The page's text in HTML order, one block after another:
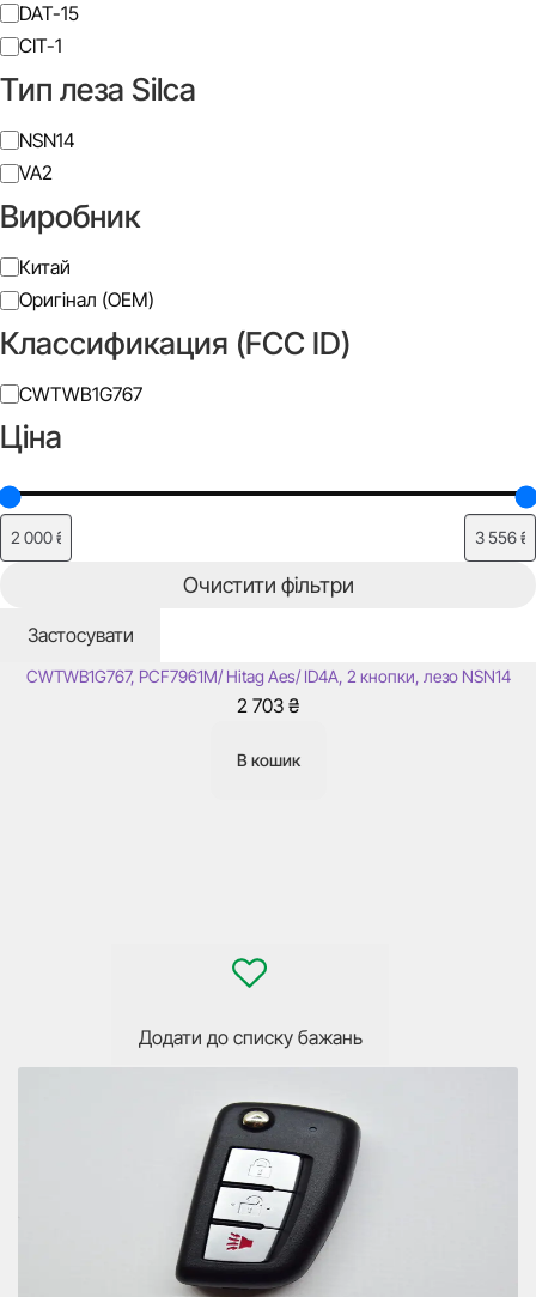
Тип
леза
DAT-15
CIT-1
Тип леза Silca
Тип
леза
NSN14
VA2
Виробник
Виробник
Китай
Оригінал (OEM)
Классификация (FCC ID)
Класифікація
(FCC
ID)
CWTWB1G767
Ціна
Очистити фільтри
Застосувати
В наявності59303
Викидний ключ Nissan Qashqai, Micra, X-Trail та інші, 434 Mhz,
CWTWB1G767, PCF7961M/ Hitag Aes/ ID4A, 2 кнопки, лезо NSN14
2 703 ₴
В кошик
Додати до списку бажань